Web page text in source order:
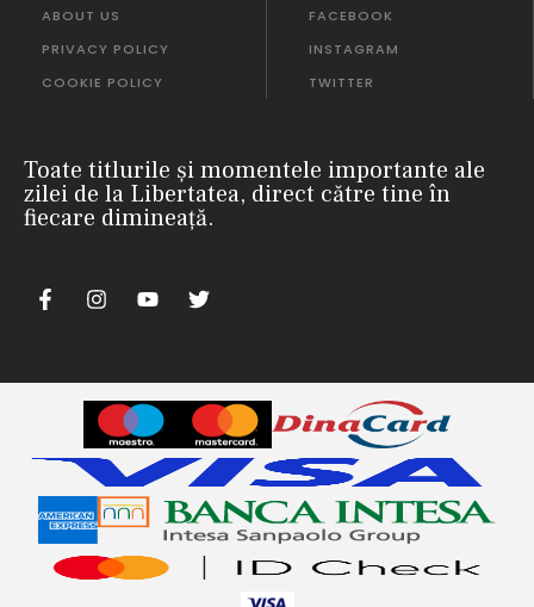
ABOUT US
PRIVACY POLICY
COOKIE POLICY
FACEBOOK
INSTAGRAM
TWITTER
Toate titlurile și momentele importante ale
zilei de la Libertatea, direct către tine în
fiecare dimineață.